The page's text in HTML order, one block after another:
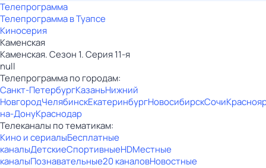
Телепрограмма
Телепрограмма в Туапсе
Киносерия
Каменская
Каменская. Сезон 1. Серия 11-я
null
Телепрограмма по городам:
Санкт-ПетербургКазаньНижний
НовгородЧелябинскЕкатеринбургНовосибирскСочи
на-ДонуКраснодар
Телеканалы по тематикам:
Кино и сериалыБесплатные
каналыДетскиеСпортивныеHDМестные
каналыПознавательные20 каналовНовостные